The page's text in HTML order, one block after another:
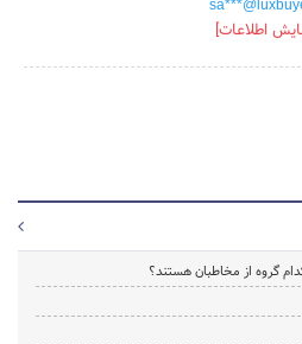
اطلاعات]
گروه از مخاطبان هستند؟